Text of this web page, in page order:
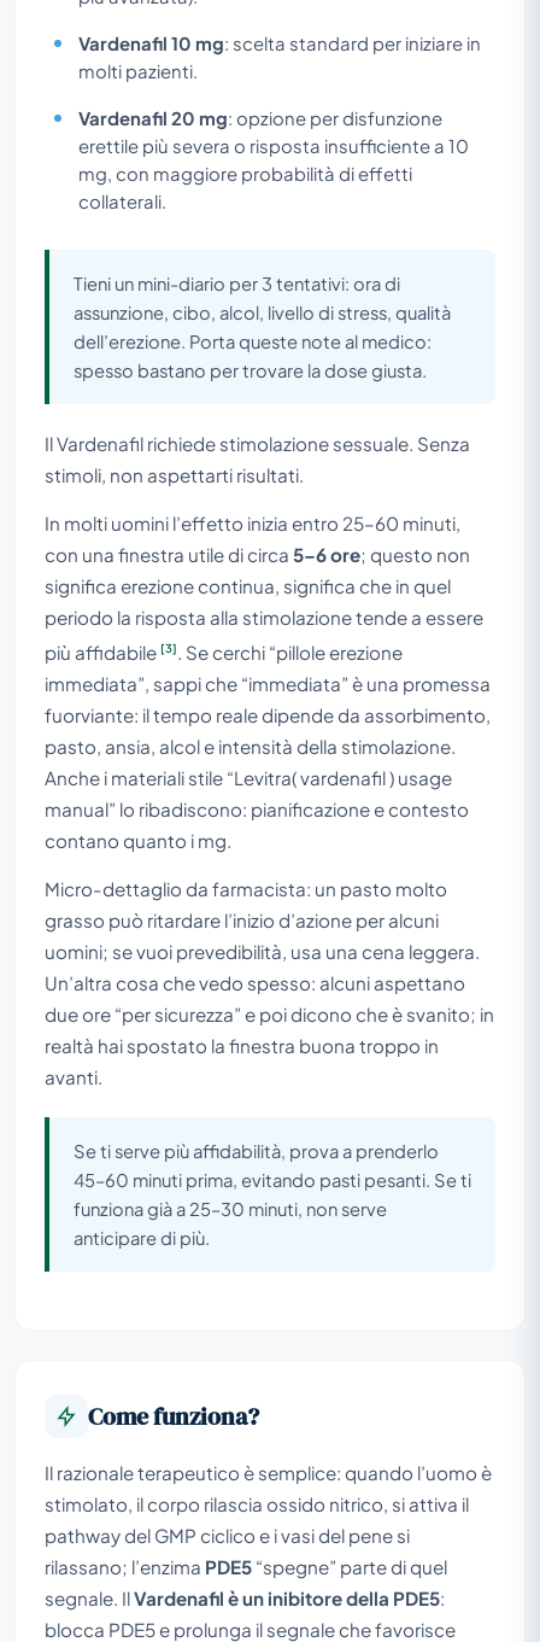
Vardenafil 10 mg: scelta standard per iniziare in
molti pazienti.
Vardenafil 20 mg: opzione per disfunzione
erettile più severa o risposta insufficiente a 10
mg, con maggiore probabilità di effetti
collaterali.
Tieni un mini-diario per 3 tentativi: ora di
assunzione, cibo, alcol, livello di stress, qualità
dell’erezione. Porta queste note al medico:
spesso bastano per trovare la dose giusta.
Il Vardenafil richiede stimolazione sessuale. Senza
stimoli, non aspettarti risultati.
In molti uomini l’effetto inizia entro 25–60 minuti,
con una finestra utile di circa 5–6 ore; questo non
significa erezione continua, significa che in quel
periodo la risposta alla stimolazione tende a essere
più affidabile [3]
. Se cerchi “pillole erezione
immediata”, sappi che “immediata” è una promessa
fuorviante: il tempo reale dipende da assorbimento,
pasto, ansia, alcol e intensità della stimolazione.
Anche i materiali stile “Levitra( vardenafil ) usage
manual” lo ribadiscono: pianificazione e contesto
contano quanto i mg.
Micro-dettaglio da farmacista: un pasto molto
grasso può ritardare l’inizio d’azione per alcuni
uomini; se vuoi prevedibilità, usa una cena leggera.
Un’altra cosa che vedo spesso: alcuni aspettano
due ore “per sicurezza” e poi dicono che è svanito; in
realtà hai spostato la finestra buona troppo in
avanti.
Se ti serve più affidabilità, prova a prenderlo
45–60 minuti prima, evitando pasti pesanti. Se ti
funziona già a 25–30 minuti, non serve
anticipare di più.
Come funziona?
Il razionale terapeutico è semplice: quando l’uomo è
stimolato, il corpo rilascia ossido nitrico, si attiva il
pathway del GMP ciclico e i vasi del pene si
rilassano; l’enzima PDE5 “spegne” parte di quel
segnale. IlVardenafil è un inibitore della PDE5:
blocca PDE5 e prolunga il segnale che favorisce